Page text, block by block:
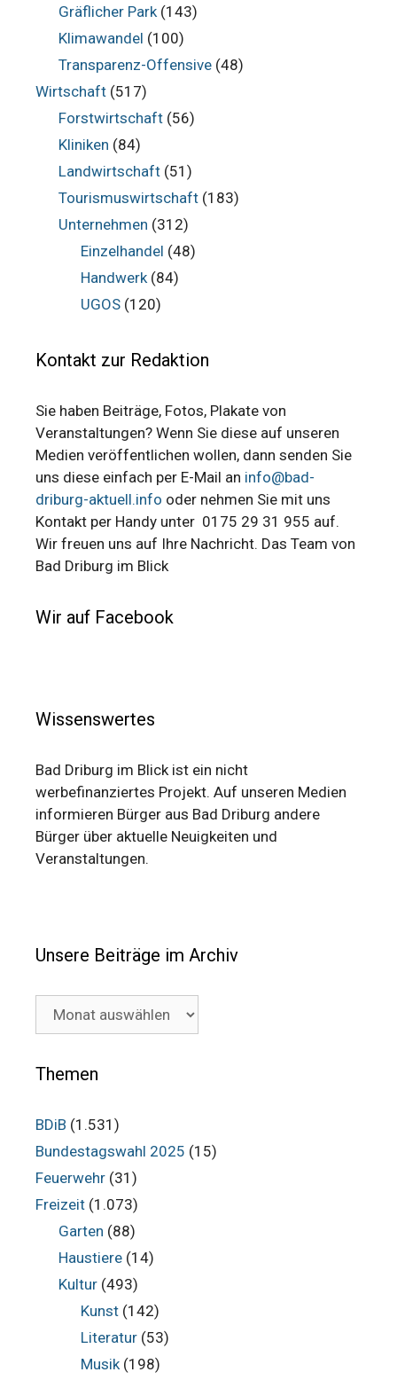
Gräflicher Park(143)
Klimawandel (100)
Transparenz-Offensive(48)
Wirtschaft (517)
Forstwirtschaft(56)
Kliniken (84)
Landwirtschaft(51)
Tourismuswirtschaft(183)
Unternehmen (312)
Einzelhandel (48)
Handwerk(84)
UGOS (120)
Kontakt zur Redaktion
Sie haben Beiträge, Fotos, Plakate von
Veranstaltungen? Wenn Sie diese auf unseren
Medien veröffentlichen wollen, dann senden Sie
uns diese einfach per E-Mail an info@bad-
driburg-aktuell.info oder nehmen Sie mit uns
Kontakt per Handy unter 0175 29 31 955 auf.
Wir freuen uns auf Ihre Nachricht. Das Team von
Bad Driburg im Blick
Wir auf Facebook
Wissenswertes
Bad Driburg im Blick ist ein nicht
werbefinanziertes Projekt. Auf unseren Medien
informieren Bürger aus Bad Driburg andere
Bürger über aktuelle Neuigkeiten und
Veranstaltungen.
Unsere Beiträge im Archiv
Archiv
Themen
BDiB (1.531)
Bundestagswahl 2025 (15)
Feuerwehr (31)
Freizeit (1.073)
Garten (88)
Haustiere(14)
Kultur(493)
Kunst (142)
Literatur (53)
Musik (198)